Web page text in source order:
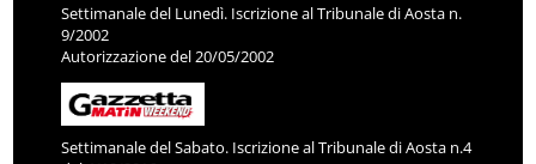
Settimanale del Lunedì. Iscrizione al Tribunale di Aosta n.
9/2002
Autorizzazione del 20/05/2002
Settimanale del Sabato. Iscrizione al Tribunale di Aosta n.4